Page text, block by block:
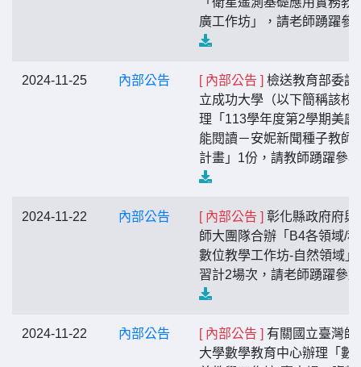
廣工作坊」，請老師踴躍參
2024-11-25 內部公告 [ 內部公告 ] 檢送教育部委請
立成功大學（以下簡稱該校
理「113學年度第2學期美感
能閱讀－安妮新聞種子教師
計畫」1份，請教師踴躍參
2024-11-22 內部公告 [ 內部公告 ] 彰化縣政府府與
師大團隊合辦「B4各領域/
數位教學工作坊-自然領域」
習計2場次，請老師踴躍參
2024-11-22 內部公告 [ 內部公告 ] 有關國立臺灣師
大學數學教育中心辦理「數